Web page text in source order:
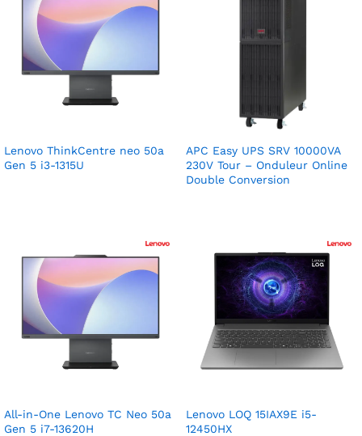
Lenovo ThinkCentre neo 50a
Gen 5 i3-1315U
APC Easy UPS SRV 10000VA
230V Tour – Onduleur Online
Double Conversion
All-in-One Lenovo TC Neo 50a
Gen 5 i7-13620H
Lenovo LOQ 15IAX9E i5-
12450HX